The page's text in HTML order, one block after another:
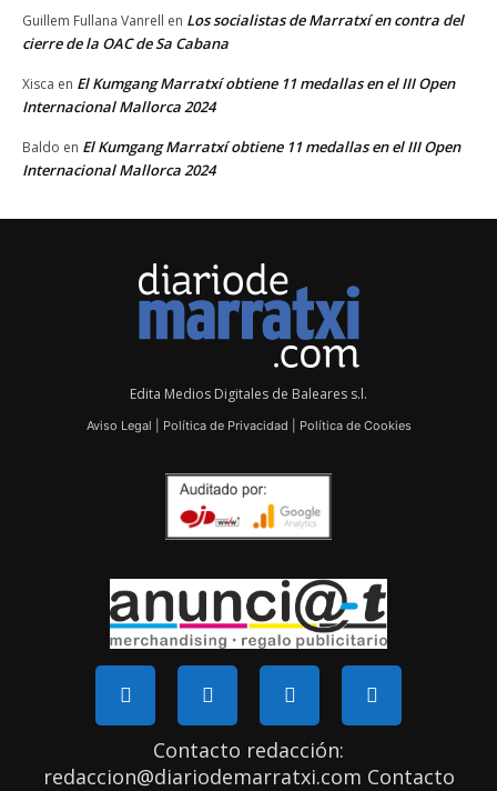
Guillem Fullana Vanrell en Los socialistas de Marratxí en contra del
cierre de la OAC de Sa Cabana
Xisca en El Kumgang Marratxí obtiene 11 medallas en el III Open
Internacional Mallorca 2024
Baldo en El Kumgang Marratxí obtiene 11 medallas en el III Open
Internacional Mallorca 2024
Edita Medios Digitales de Baleares s.l.
Aviso Legal Política de Privacidad Política de Cookies
Contacto redacción:
redaccion@diariodemarratxi.com Contacto